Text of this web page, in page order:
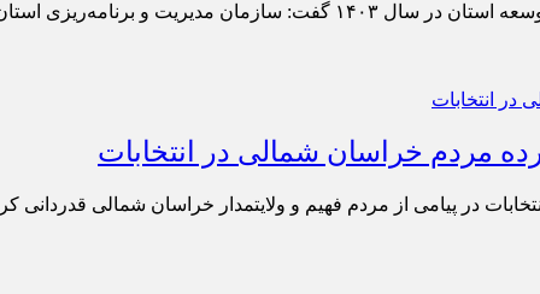
استاندار خراسان شمالی صبح امروز در دومین جلسه شورای برنامه ریزی و توسعه
مردم خراسان شمالی در انتخابات
در پیامی از مردم فهیم و ولایتمدار خراسان شمالی قدردانی